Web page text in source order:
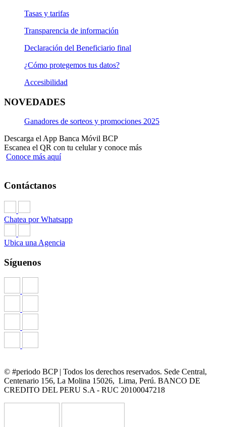
Tasas y tarifas
Transparencia de información
Declaración del Beneficiario final
¿Cómo protegemos tus datos?
Accesibilidad
NOVEDADES
Ganadores de sorteos y promociones 2025
Descarga el App Banca Móvil BCP
Escanea el QR con tu celular y conoce más
Conoce más aquí
Contáctanos
Chatea por Whatsapp
Ubica una Agencia
Síguenos
© #periodo BCP | Todos los derechos reservados. Sede Central,
Centenario 156, La Molina 15026, Lima, Perú. BANCO DE
CREDITO DEL PERU S.A - RUC 20100047218